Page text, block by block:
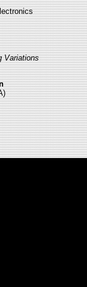
Variations